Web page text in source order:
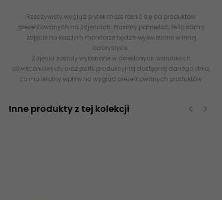
Rzeczywisty wygląd płytek może różnić się od produktów
prezentowanych na zdjęciach. Prosimy pamiętać, że to samo
zdjęcie na każdym monitorze będzie wyświetlone w innej
kolorystyce.
Zdjęcia zostały wykonane w określonych warunkach
oświetleniowych, oraz partii produkcyjnej dostępnej danego dnia,
co ma istotny wpływ na wygląd prezentowanych produktów.
Inne produkty z tej kolekcji